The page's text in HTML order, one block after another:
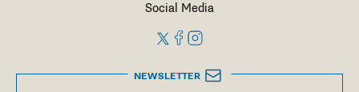
Social Media
NEWSLETTER